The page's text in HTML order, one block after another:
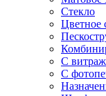
Стекло
Цветное
С
С